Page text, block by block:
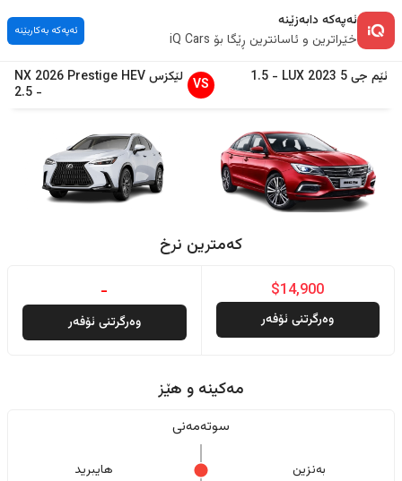
ئەپەکە دابەزێنە
خێراترین و ئاسانترین ڕێگا بۆ iQ Cars
ئەپەکە بەکاربێنە
ئێم جی5
2023
LUX
-
1.5
VS لێکزس NX 2026 Prestige HEV
-
2.5
کەمترین نرخ
$14,900
وەرگرتنی ئۆفەر
-
وەرگرتنی ئۆفەر
مەکینە و هێز
سوتەمەنی
بەنزین هایبرید